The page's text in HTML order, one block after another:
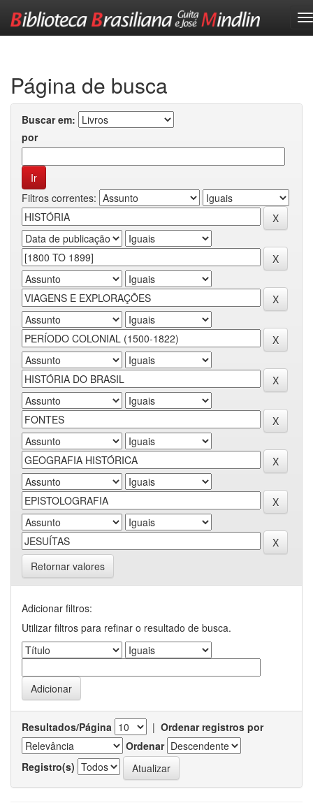
Página de busca
Buscar em:
por
Filtros correntes:
Retornar valores
Adicionar filtros:
Utilizar filtros para refinar o resultado de busca.
Resultados/Página | Ordenar registros por
Ordenar
Registro(s)